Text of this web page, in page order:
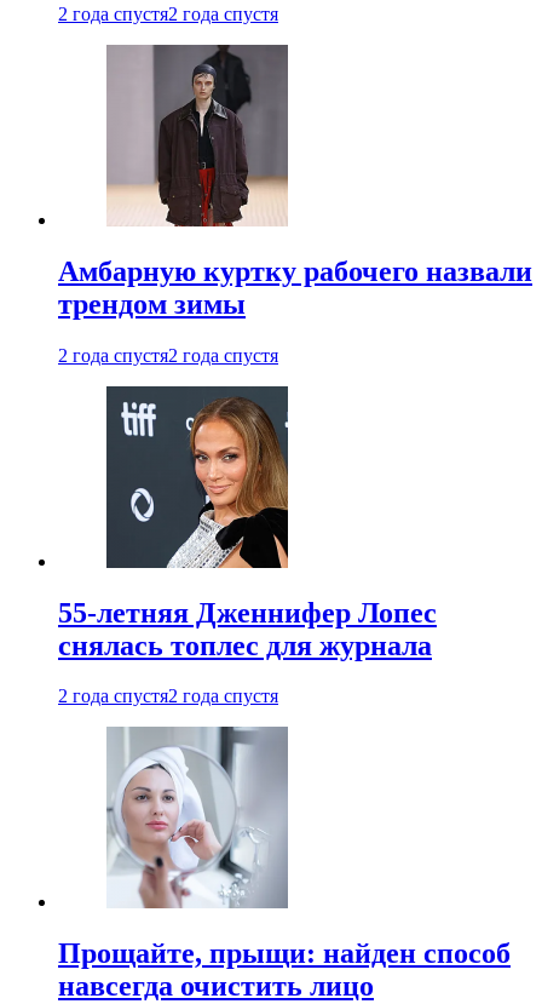
2 года спустя2 года спустя
Амбарную куртку рабочего назвали
трендом зимы
2 года спустя2 года спустя
55-летняя Дженнифер Лопес
снялась топлес для журнала
2 года спустя2 года спустя
Прощайте, прыщи: найден способ
навсегда очистить лицо